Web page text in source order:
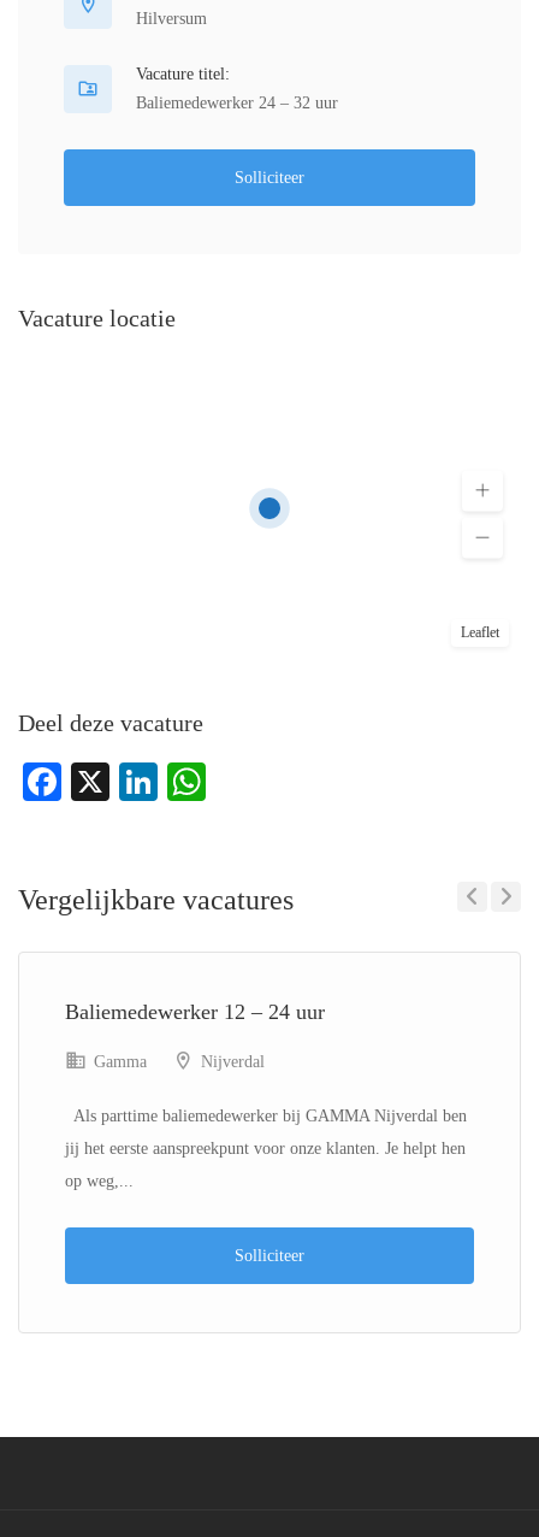
Hilversum
Vacature titel:
Baliemedewerker 24 – 32 uur
Solliciteer
Vacature locatie
Leaflet
Deel deze vacature
Facebook
X LinkedIn
Vergelijkbare vacatures
Baliemedewerker 12 – 24 uur
Gamma Nijverdal
Als parttime baliemedewerker bij GAMMA Nijverdal ben
jij het eerste aanspreekpunt voor onze klanten. Je helpt hen
op weg,...
Solliciteer